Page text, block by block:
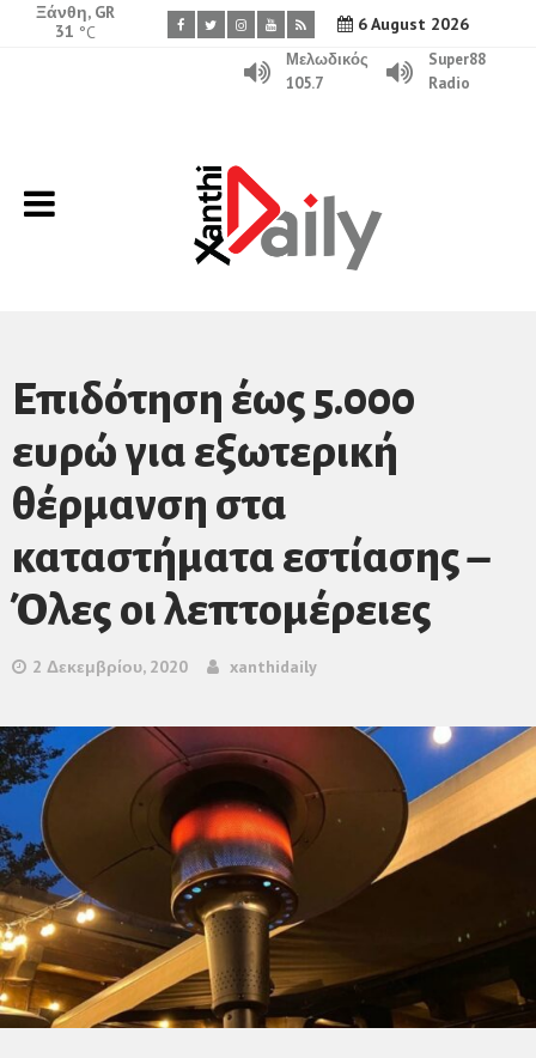
6 August 2026
Ξάνθη, GR
31 °C
Μελωδικός
105.7
Super88
Radio
Επιδότηση έως 5.000
ευρώ για εξωτερική
θέρμανση στα
καταστήματα εστίασης –
Όλες οι λεπτομέρειες
2 Δεκεμβρίου, 2020 xanthidaily